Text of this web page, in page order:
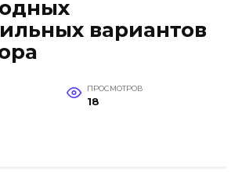
вариантов
ПРОСМОТРОВ
18